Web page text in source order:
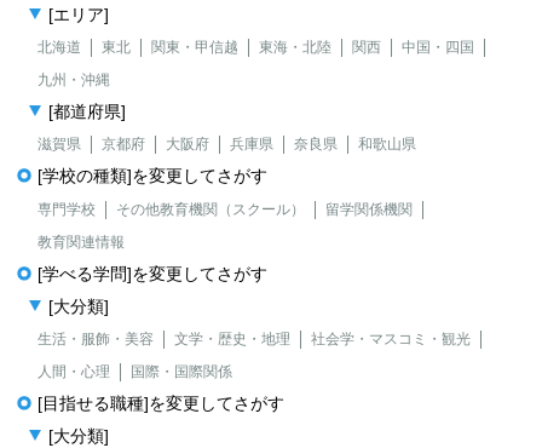
[エリア]
北海道 東北 関東・甲信越 東海・北陸 関西
中国・四国
九州・沖縄
[都道府県]
滋賀県 京都府 大阪府 兵庫県 奈良県 和歌山県
[学校の種類]を変更してさがす
専門学校 その他教育機関（スクール）
留学関係機関
教育関連情報
[学べる学問]を変更してさがす
[大分類]
生活・服飾・美容 文学・歴史・地理
社会学・マスコミ・観光
人間・心理
国際・国際関係
[目指せる職種]を変更してさがす
[大分類]